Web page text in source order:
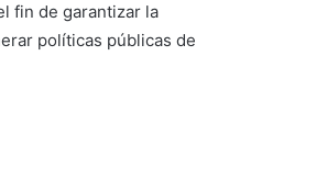
fin de garantizar la
políticas públicas de